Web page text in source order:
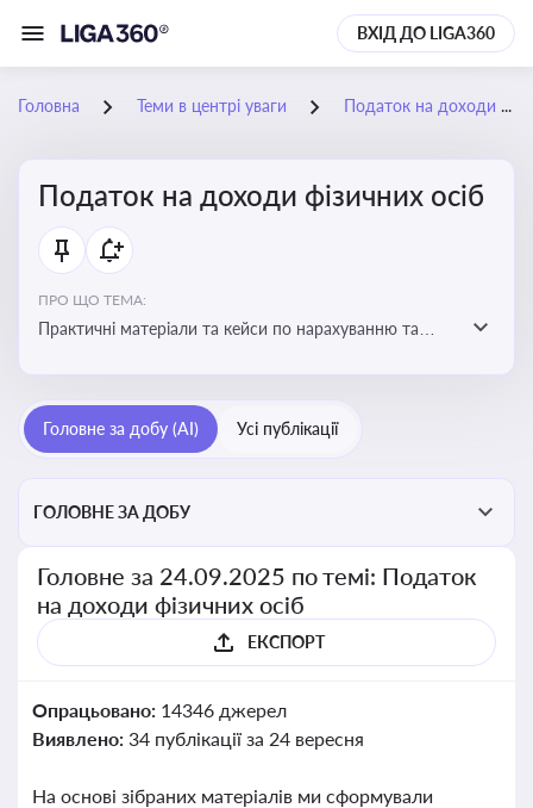
ВХІД ДО LIGA360
Головна Теми в центрі уваги Податок на доходи фізичних осіб
Податок на доходи фізичних осіб
ПРО ЩО ТЕМА:
Практичні матеріали та кейси по нарахуванню та
Головне за добу (AI) Усі публікації
ГОЛОВНЕ ЗА ДОБУ
Головне за 24.09.2025 по темі: Податок
на доходи фізичних осіб
ЕКСПОРТ
Опрацьовано: 14346 джерел
Виявлено: 34 публікації за 24 вересня
На основі зібраних матеріалів ми сформували